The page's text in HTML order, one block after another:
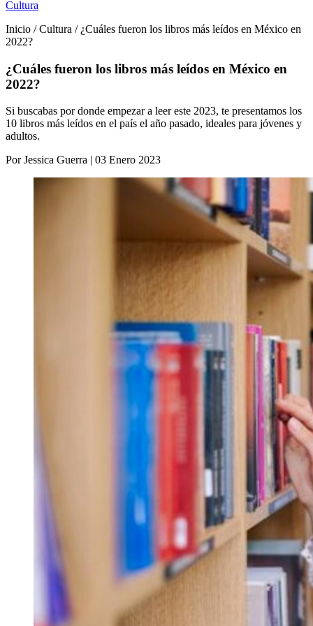
Cultura
Inicio / Cultura / ¿Cuáles fueron los libros más leídos en México en
2022?
¿Cuáles fueron los libros más leídos en México en
2022?
Si buscabas por donde empezar a leer este 2023, te presentamos los
10 libros más leídos en el país el año pasado, ideales para jóvenes y
adultos.
Por Jessica Guerra | 03 Enero 2023